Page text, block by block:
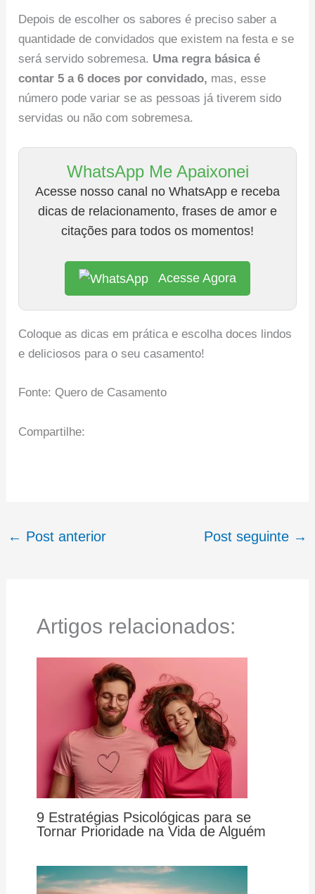
Depois de escolher os sabores é preciso saber a
quantidade de convidados que existem na festa e se
será servido sobremesa. Uma regra básica é
contar 5 a 6 doces por convidado, mas, esse
número pode variar se as pessoas já tiverem sido
servidas ou não com sobremesa.
WhatsApp Me Apaixonei
Acesse nosso canal no WhatsApp e receba
dicas de relacionamento, frases de amor e
citações para todos os momentos!
Acesse Agora
Coloque as dicas em prática e escolha doces lindos
e deliciosos para o seu casamento!
Fonte: Quero de Casamento
Compartilhe:
← Post anterior Post seguinte →
Artigos relacionados:
9 Estratégias Psicológicas para se
Tornar Prioridade na Vida de Alguém